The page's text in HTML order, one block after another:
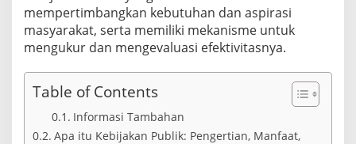
mempertimbangkan kebutuhan dan aspirasi
masyarakat, serta memiliki mekanisme untuk
mengukur dan mengevaluasi efektivitasnya.
Table of Contents
Informasi Tambahan
Apa itu Kebijakan Publik: Pengertian, Manfaat,